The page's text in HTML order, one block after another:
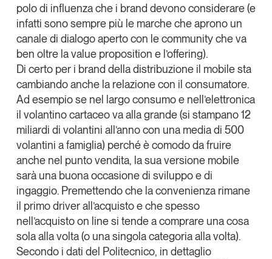
polo di influenza che i brand devono considerare(e
infatti sono sempre più le marche che aprono un
canale di dialogo aperto con le communityche va
ben oltre la value proposition e l’offering).
Di certo per i brand della distribuzione il mobile sta
cambiando anche la relazione con il consumatore.
Ad esempio se nel largo consumo e nell’elettronica
il volantino cartaceo va alla grande (si stampano 12
miliardi di volantini all’anno con una media di 500
volantini a famiglia) perché è comodo da fruire
anche nel punto vendita, la sua versione mobile
sarà una buona occasione di sviluppo e di
ingaggio. Premettendo che la convenienza rimane
il primo driver all’acquisto e che spesso
nell’acquisto on line si tende a comprare una cosa
sola alla volta (o una singola categoria alla volta).
Secondo i dati del Politecnico, in dettaglio